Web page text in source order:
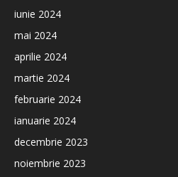
iunie 2024
mai 2024
aprilie 2024
martie 2024
februarie 2024
ianuarie 2024
decembrie 2023
noiembrie 2023